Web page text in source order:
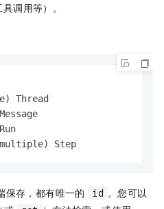
调用等）。
Thread
Step
保存，都有唯一的 id 。您可以